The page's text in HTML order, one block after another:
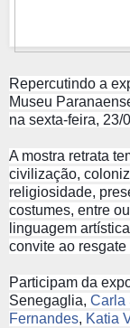
Repercutindo a
Museu
na sexta-feira, 23/
A mostra retrata
civilização,
religiosidade,
costumes, entre
linguagem
convite ao resgate
Participam da
Senegaglia, Carla
Fernandes, Katia